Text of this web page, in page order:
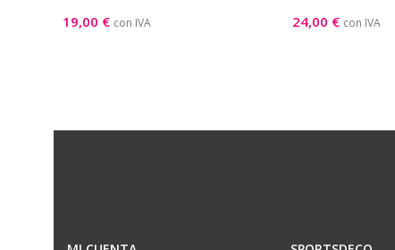
19,00 € con IVA
24,00 € con IVA